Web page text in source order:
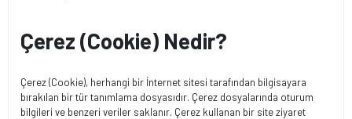
Çerez (Cookie) Nedir?
Çerez (Cookie), herhangi bir İnternet sitesi tarafından bilgisayara
bırakılan bir tür tanımlama dosyasıdır. Çerez dosyalarında oturum
bilgileri ve benzeri veriler saklanır. Çerez kullanan bir site ziyaret